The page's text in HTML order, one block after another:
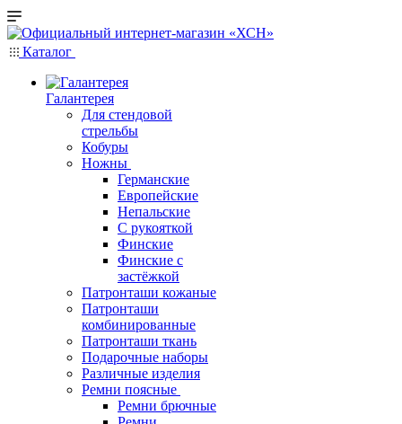
Каталог
Галантерея
Для стендовой
стрельбы
Кобуры
Ножны
Германские
Европейские
Непальские
С рукояткой
Финские
Финские с
застёжкой
Патронташи кожаные
Патронташи
комбинированные
Патронташи ткань
Подарочные наборы
Различные изделия
Ремни поясные
Ремни брючные